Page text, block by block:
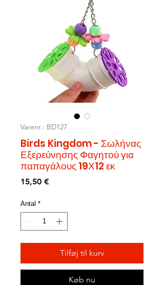
Varenr.: BD127
Birds Kingdom - Σωλήνας
Εξερεύνησης Φαγητού για
παπαγάλους 19Χ12 εκ
15,50 €Pris
Antal *
Tilføj til kurv
Køb nu